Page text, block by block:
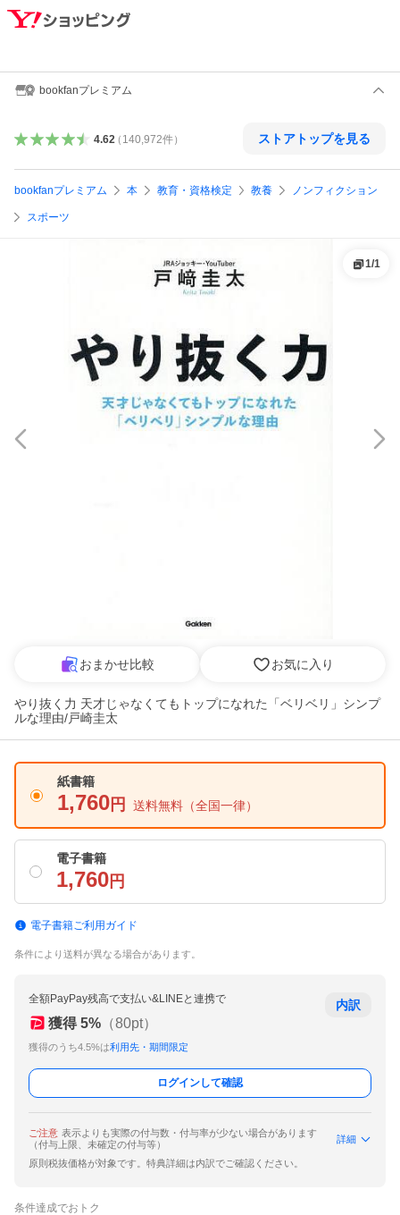
bookfanプレミアム
4.62（ 140,972件） ストアトップを見る
bookfanプレミアム 本 教育・資格検定 教養 ノンフィクション
スポーツ
1/1
おまかせ比較 お気に入り
やり抜く力 天才じゃなくてもトップになれた「ベリベリ」シンプ
ルな理由/戸崎圭太
紙書籍
1,760 円 送料無料 （全国一律）
電子書籍
1,760 円
電子書籍ご利用ガイド
条件により送料が異なる場合があります。
全額PayPay残高で支払い&LINEと連携で
獲得 5% （80pt）
獲得のうち4.5%は利用先・期間限定
内訳
ログインして確認
ご注意 表示よりも実際の付与数・付与率が少ない場合があります
（付与上限、未確定の付与等）
詳細
原則税抜価格が対象です。特典詳細は内訳でご確認ください。
条件達成でおトク